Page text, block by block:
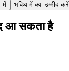
में
भविष्य में क्या उम्मीद करें
आ सकता है